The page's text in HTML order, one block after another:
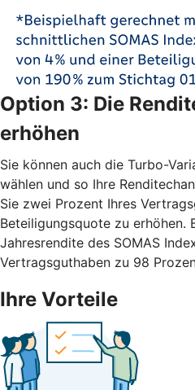
Option 3: Die
erhöhen
Sie können auch die Turbo-
wählen und so Ihre
Sie zwei Prozent Ihres
Beteiligungsquote zu erhöhen.
Jahresrendite des SOMAS
Vertragsguthaben zu 98
Ihre Vorteile